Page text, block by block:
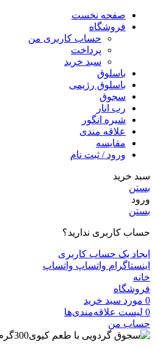
صفحه نخست
فروشگاه
حساب کاربری من
پرداخت
سبد خرید
باسلوق
باسلوق رژیمی
سجوق
رب انار
شیره انگور
علاقه مندی
مقايسه
ورود / ثبت نام
سبد خرید
بستن
ورود
بستن
حساب کاربری ندارید؟
ایجاد یک حساب کاربری
اینستاگرام واتساپ واتساپ
خانه
فروشگاه
0 مورد سبد خرید
0 لیست علاقه‌مندی‌ها
حساب من